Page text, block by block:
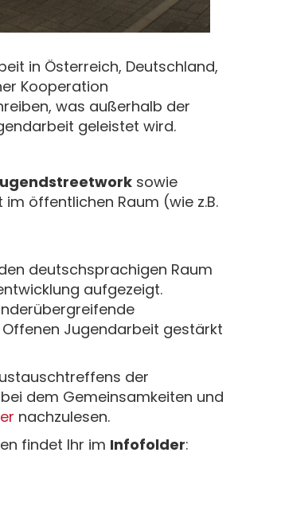
in Österreich, Deutschland,
Kooperation
was außerhalb der
geleistet wird.
sowie
öffentlichen Raum (wie z.B.
deutschsprachigen Raum
aufgezeigt.
Jugendarbeit gestärkt
der
dem Gemeinsamkeiten und
nachzulesen.
findet Ihr im Infofolder: